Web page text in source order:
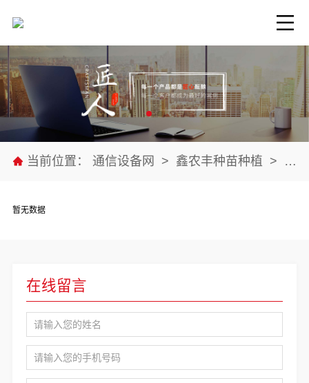
当前位置： 通信设备网 > 鑫农丰种苗种植 > 公
暂无数据
在线留言